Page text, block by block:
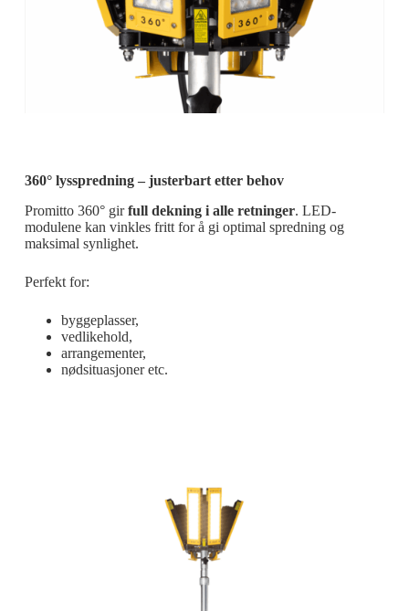
360° lysspredning – justerbart etter behov
Promitto 360° girfull dekning i alle retninger. LED-
modulene kan vinkles fritt for å gi optimal spredning og
maksimal synlighet.
Perfekt for:
byggeplasser,
vedlikehold,
arrangementer,
nødsituasjoner etc.